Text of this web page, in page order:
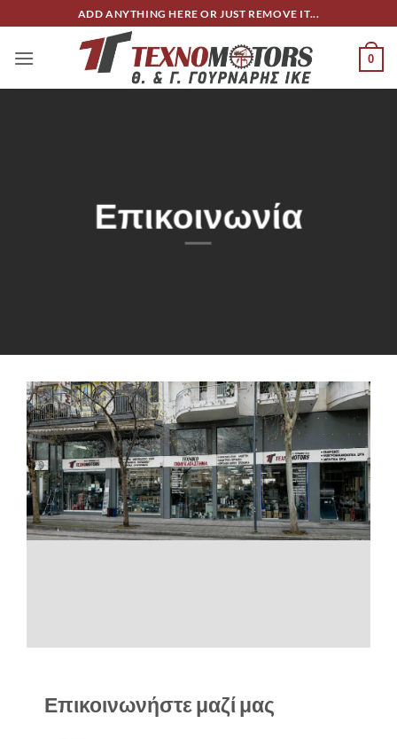
στο
περιεχόμενο
ADD ANYTHING HERE OR JUST REMOVE IT...
0
Επικοινωνία
Επικοινωνήστε μαζί μας